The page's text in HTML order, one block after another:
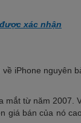
xác nhận
iPhone nguyên
mắt từ năm 2007.
giá bán của nó